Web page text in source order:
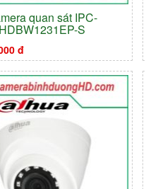
quan sát IPC-
HDBW1231EP-S
đ